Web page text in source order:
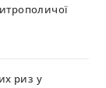
риз у